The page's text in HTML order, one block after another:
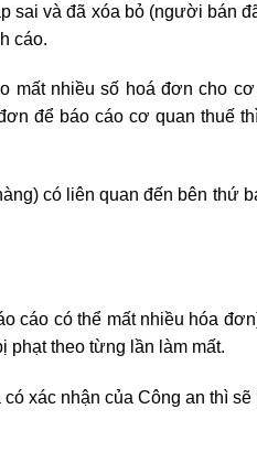
và đã xóa bỏ (người bán
cáo.
mất nhiều số hoá đơn cho
để báo cáo cơ quan thuế
có liên quan đến bên thứ
cáo có thể mất nhiều hóa
phạt theo từng lần làm mất.
xác nhận của Công an thì